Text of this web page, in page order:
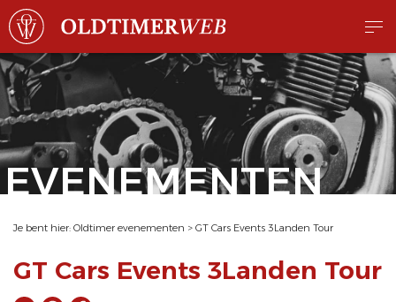
EVENEMENTEN
Je bent hier: Oldtimer evenementen > GT Cars Events 3Landen Tour
GT Cars Events 3Landen Tour